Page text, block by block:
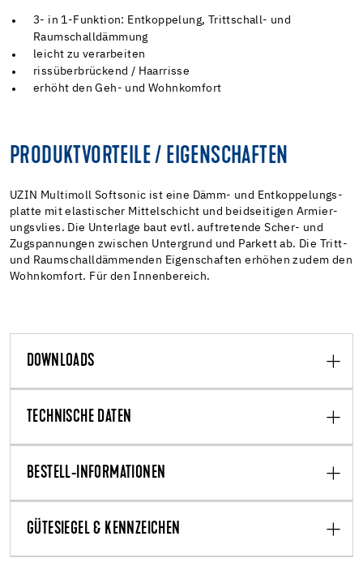
3- in 1-Funktion: Entkoppelung, Trittschall- und
Raumschalldämmung
leicht zu verarbeiten
rissüberbrückend / Haarrisse
erhöht den Geh- und Wohnkomfort
PRODUKTVORTEILE / EIGENSCHAFTEN
UZIN Multimoll Softsonic ist eine Dämm- und Entkoppelungs-
platte mit elastischer Mittelschicht und beidseitigen Armier-
ungsvlies. Die Unterlage baut evtl. auftretende Scher- und
Zugspannungen zwischen Untergrund und Parkett ab. Die Tritt-
und Raumschalldämmenden Eigenschaften erhöhen zudem den
Wohnkomfort. Für den Innenbereich.
DOWNLOADS
TECHNISCHE DATEN
BESTELL-INFORMATIONEN
GÜTESIEGEL & KENNZEICHEN